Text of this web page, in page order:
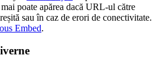
poate apărea dacă URL-ul către
sau în caz de erori de conectivitate.
Embed.